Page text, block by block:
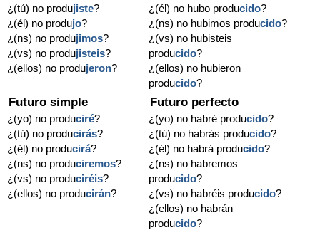
¿(tú) no produjiste?
¿(él) no produjo?
¿(ns) no produjimos?
¿(vs) no produjisteis?
¿(ellos) no produjeron?
¿(él) no hubo producido?
¿(ns) no hubimos producido?
¿(vs) no hubisteis
producido?
¿(ellos) no hubieron
producido?
Futuro simple
¿(yo) no produciré?
¿(tú) no producirás?
¿(él) no producirá?
¿(ns) no produciremos?
¿(vs) no produciréis?
¿(ellos) no producirán?
Futuro perfecto
¿(yo) no habré producido?
¿(tú) no habrás producido?
¿(él) no habrá producido?
¿(ns) no habremos
producido?
¿(vs) no habréis producido?
¿(ellos) no habrán
producido?